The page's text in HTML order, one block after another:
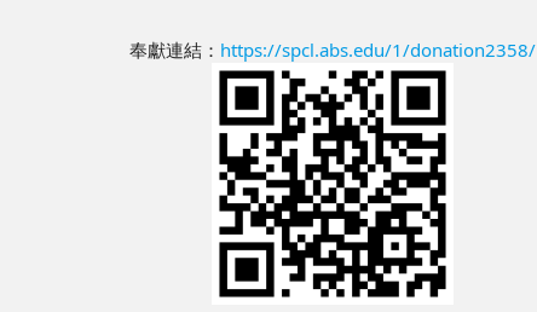
奉獻連結： https://spcl.abs.edu/1/donation2358/